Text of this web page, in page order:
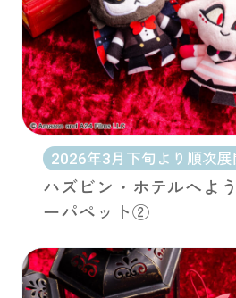
2026年3月下旬より順次展
ハズビン・ホテルへよ
ーパペット②